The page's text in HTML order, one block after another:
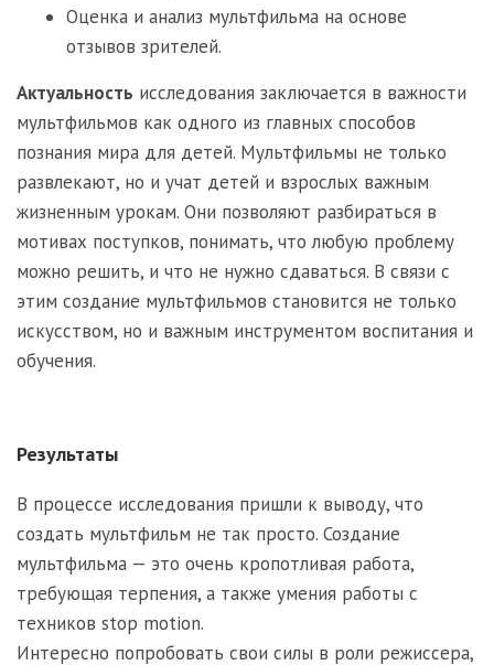
Оценка и анализ мультфильма на основе
отзывов зрителей.
Актуальность исследования заключается в важности
мультфильмов как одного из главных способов
познания мира для детей. Мультфильмы не только
развлекают, но и учат детей и взрослых важным
жизненным урокам. Они позволяют разбираться в
мотивах поступков, понимать, что любую проблему
можно решить, и что не нужно сдаваться. В связи с
этим создание мультфильмов становится не только
искусством, но и важным инструментом воспитания и
обучения.
Результаты
В процессе исследования пришли к выводу, что
создать мультфильм не так просто. Создание
мультфильма — это очень кропотливая работа,
требующая терпения, а также умения работы с
техников stop motion.
Интересно попробовать свои силы в роли режиссера,